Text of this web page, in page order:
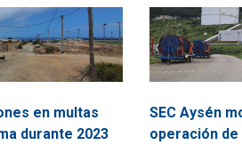
en multas
durante 2023
SEC Aysén
operación de